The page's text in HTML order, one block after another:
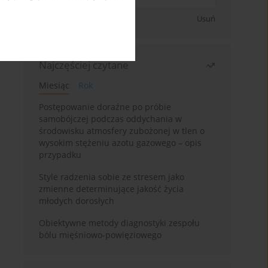
Usuń
Najczęściej czytane
Miesiąc
Rok
Postępowanie doraźne po próbie
samobójczej podczas oddychania w
środowisku atmosfery zubożonej w tlen o
wysokim stężeniu azotu gazowego – opis
przypadku
Style radzenia sobie ze stresem jako
zmienne determinujące jakość życia
młodych dorosłych
Obiektywne metody diagnostyki zespołu
bólu mięśniowo-powięziowego